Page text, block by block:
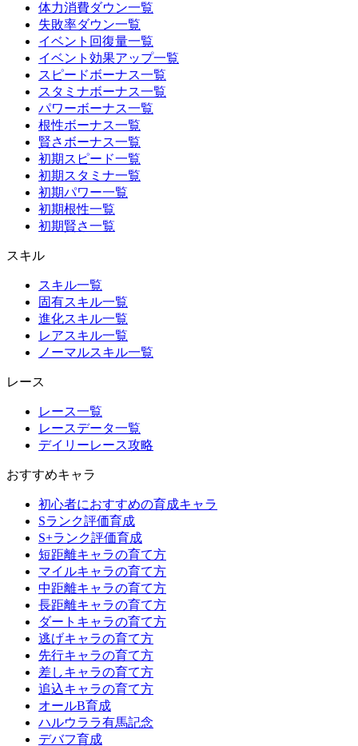
体力消費ダウン一覧
失敗率ダウン一覧
イベント回復量一覧
イベント効果アップ一覧
スピードボーナス一覧
スタミナボーナス一覧
パワーボーナス一覧
根性ボーナス一覧
賢さボーナス一覧
初期スピード一覧
初期スタミナ一覧
初期パワー一覧
初期根性一覧
初期賢さ一覧
スキル
スキル一覧
固有スキル一覧
進化スキル一覧
レアスキル一覧
ノーマルスキル一覧
レース
レース一覧
レースデータ一覧
デイリーレース攻略
おすすめキャラ
初心者におすすめの育成キャラ
Sランク評価育成
S+ランク評価育成
短距離キャラの育て方
マイルキャラの育て方
中距離キャラの育て方
長距離キャラの育て方
ダートキャラの育て方
逃げキャラの育て方
先行キャラの育て方
差しキャラの育て方
追込キャラの育て方
オールB育成
ハルウララ有馬記念
デバフ育成